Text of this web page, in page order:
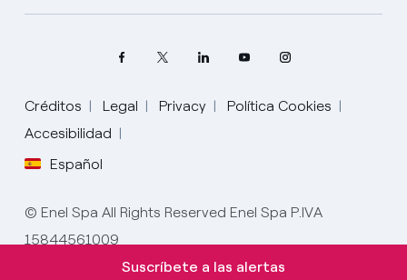
Créditos Legal Privacy
Política Cookies
Accesibilidad
Español
Elige tu idioma
Inglés
Español
© Enel Spa All Rights Reserved Enel Spa P.IVA
15844561009
Suscríbete a las alertas